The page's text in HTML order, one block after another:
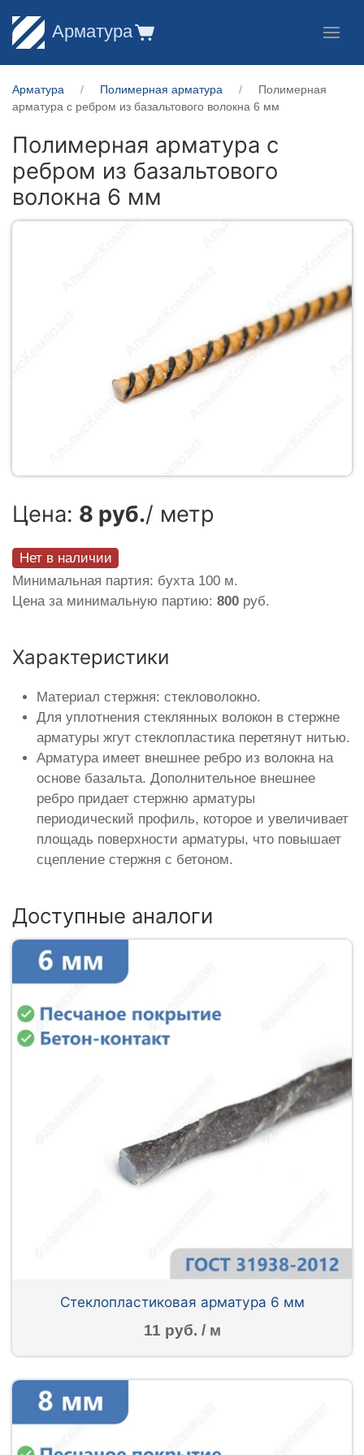
Арматура
Арматура Полимерная арматура
Полимерная
арматура c ребром из базальтового волокна 6 мм
Полимерная арматура c
ребром из базальтового
волокна 6 мм
Цена: 8 руб./ метр
Нет в наличии
Минимальная партия: бухта 100 м.
Цена за минимальную партию: 800 руб.
Характеристики
Материал стержня: стекловолокно.
Для уплотнения стеклянных волокон в стержне
арматуры жгут стеклопластика перетянут нитью.
Арматура имеет внешнее ребро из волокна на
основе базальта. Дополнительное внешнее
ребро придает стержню арматуры
периодический профиль, которое и увеличивает
площадь поверхности арматуры, что повышает
сцепление стержня с бетоном.
Доступные аналоги
Стеклопластиковая арматура 6 мм
11 руб. / м